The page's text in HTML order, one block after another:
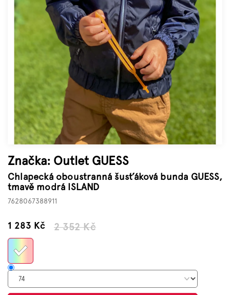
Značky
Přihlášení
Značka: Outlet GUESS
Chlapecká oboustranná šusťáková bunda GUESS,
tmavě modrá ISLAND
7628067388911
2 352 Kč
1 283 KčMěrná